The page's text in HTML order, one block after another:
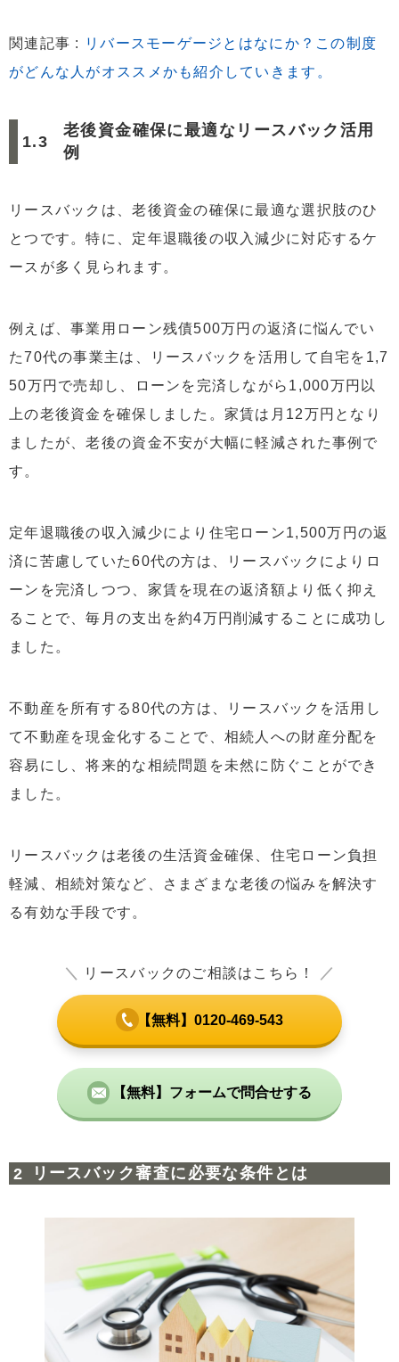
関連記事 :
リバースモーゲージとはなにか？この制度
がどんな人がオススメかも紹介していきます。
老後資金確保に最適なリースバック活用
例
リースバックは、老後資金の確保に最適な選択肢のひ
とつです。特に、定年退職後の収入減少に対応するケ
ースが多く見られます。
例えば、事業用ローン残債500万円の返済に悩んでい
た70代の事業主は、リースバックを活用して自宅を1,7
50万円で売却し、ローンを完済しながら1,000万円以
上の老後資金を確保しました。家賃は月12万円となり
ましたが、老後の資金不安が大幅に軽減された事例で
す。
定年退職後の収入減少により住宅ローン1,500万円の返
済に苦慮していた60代の方は、リースバックによりロ
ーンを完済しつつ、家賃を現在の返済額より低く抑え
ることで、毎月の支出を約4万円削減することに成功し
ました。
不動産を所有する80代の方は、リースバックを活用し
て不動産を現金化することで、相続人への財産分配を
容易にし、将来的な相続問題を未然に防ぐことができ
ました。
リースバックは老後の生活資金確保、住宅ローン負担
軽減、相続対策など、さまざまな老後の悩みを解決す
る有効な手段です。
＼ リースバックのご相談はこちら！ ／
【無料】0120-469-543
【無料】フォームで問合せする
リースバック審査に必要な条件とは